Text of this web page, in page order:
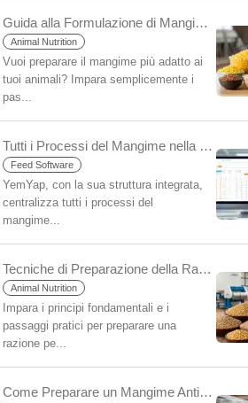
Guida alla Formulazione di Mangimi Composti per Principianti
Animal Nutrition
Vuoi preparare il mangime più adatto ai
tuoi animali? Impara semplicemente i
pas...
Tutti i Processi del Mangime nella Vostra Fabbrica/Azienda su un'Unica Piattaforma con YemYap: La Semplicità dell'Integrazione
Feed Software
YemYap, con la sua struttura integrata,
centralizza tutti i processi del
mangime...
Tecniche di Preparazione della Razione per Principianti
Animal Nutrition
Impara i principi fondamentali e i
passaggi pratici per preparare una
razione pe...
Come Preparare un Mangime Anti-Diarrea per Vitelli? Il Segreto per un Inizio Sano